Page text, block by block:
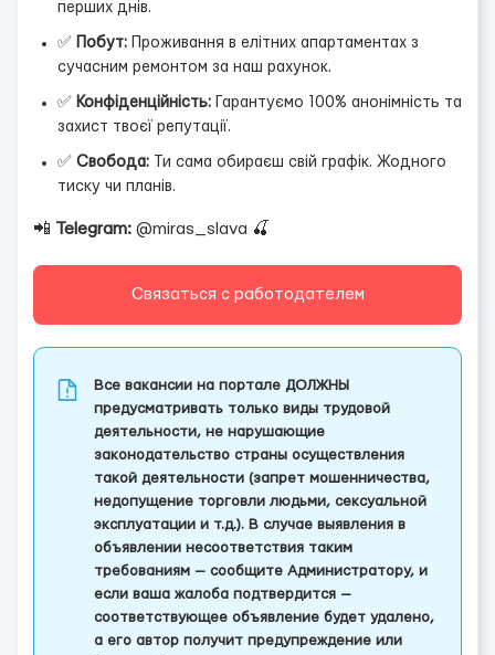
перших днів.
✅ Побут: Проживання в елітних апартаментах з
сучасним ремонтом за наш рахунок.
✅ Конфіденційність: Гарантуємо 100% анонімність та
захист твоєї репутації.
✅ Свобода: Ти сама обираєш свій графік. Жодного
тиску чи планів.
📲 Telegram: @miras_slava 🍒
Связаться с работодателем
Все вакансии на портале ДОЛЖНЫ
предусматривать только виды трудовой
деятельности, не нарушающие
законодательство страны осуществления
такой деятельности (запрет мошенничества,
недопущение торговли людьми, сексуальной
эксплуатации и т.д.). В случае выявления в
объявлении несоответствия таким
требованиям — сообщите Администратору, и
если ваша жалоба подтвердится —
соответствующее объявление будет удалено,
а его автор получит предупреждение или